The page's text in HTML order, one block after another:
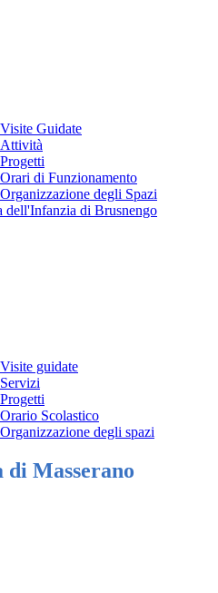
Visite Guidate
Attività
Progetti
Orari di Funzionamento
Organizzazione degli Spazi
dell'Infanzia di Brusnengo
Visite guidate
Servizi
Progetti
Orario Scolastico
Organizzazione degli spazi
Masserano